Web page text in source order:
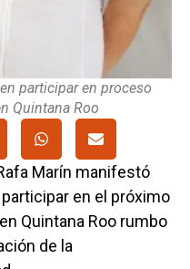
participar en proceso
Quintana Roo
Marín manifestó
en el próximo
Quintana Roo rumbo
de la